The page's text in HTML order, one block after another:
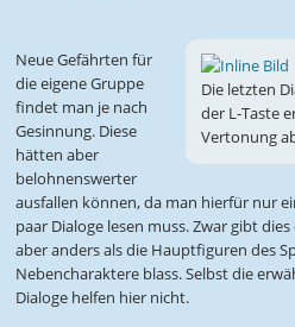
Die letzten
der L-Taste
Vertonung
Neue Gefährten für
die eigene Gruppe
findet man je nach
Gesinnung. Diese
hätten aber
belohnenswerter
ausfallen können, da man hierfür nur
paar Dialoge lesen muss. Zwar gibt
aber anders als die Hauptfiguren des
Nebencharaktere blass. Selbst die
Dialoge helfen hier nicht.